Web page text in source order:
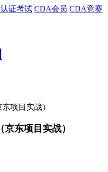
证考试 CDA会员 CDA竞赛
东项目实战）